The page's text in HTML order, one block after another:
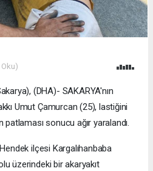
(DHA)- SAKARYA'nın
Umut Çamurcan (25), lastiğini
sonucu ağır yaralandı.
ilçesi Kargalıhanbaba
üzerindeki bir akaryakıt